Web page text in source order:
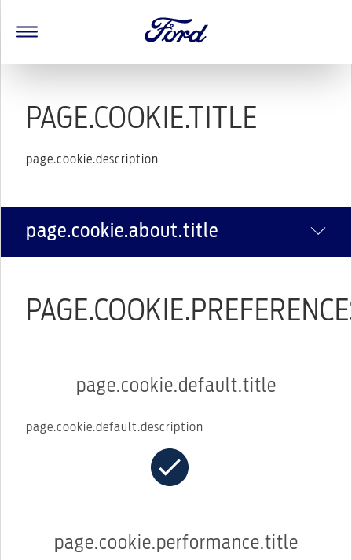
PAGE.COOKIE.TITLE
page.cookie.description
page.cookie.about.title
page.cookie.default.title
page.cookie.default.description
page.cookie.performance.title